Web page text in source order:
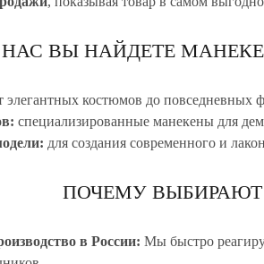
ВЫ НАЙДЕТЕ
элегантных костюмов до повседневных
специализированные манекены для
для создания современного и
ПОЧЕМУ
в России: Мы быстро